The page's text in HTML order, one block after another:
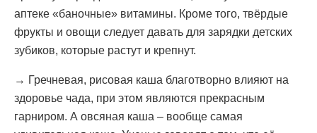
аптеке «баночные» витамины. Кроме того, твёрдые
фрукты и овощи следует давать для зарядки детских
зубиков, которые растут и крепнут.
→ Гречневая, рисовая каша благотворно влияют на
здоровье чада, при этом являются прекрасным
гарниром. А овсяная каша – вообще самая